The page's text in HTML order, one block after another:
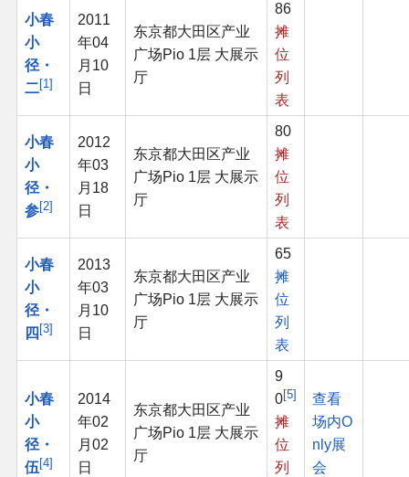
小春
小
径・
二 1
2011
年04
月10
日
东京都大田区产业
广场Pio 1层 大展示
厅
86
摊
位
列
表
小春
小
径・
参 2
2012
年03
月18
日
东京都大田区产业
广场Pio 1层 大展示
厅
80
摊
位
列
表
小春
小
径・
四 3
2013
年03
月10
日
东京都大田区产业
广场Pio 1层 大展示
厅
65
摊
位
列
表
小春
小
径・
伍 4
2014
年02
月02
日
东京都大田区产业
广场Pio 1层 大展示
厅
9
0 5
摊
位
列
查看
场内O
nly展
会
THB相关项目
THB策划
THB衍生
THB媒体
THB协力
其他
联系管理员
关于THBWiki
捐款支持